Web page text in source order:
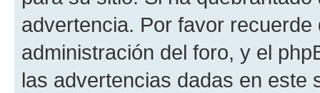
advertencia. Por favor
administración del foro, y el
las advertencias dadas en este